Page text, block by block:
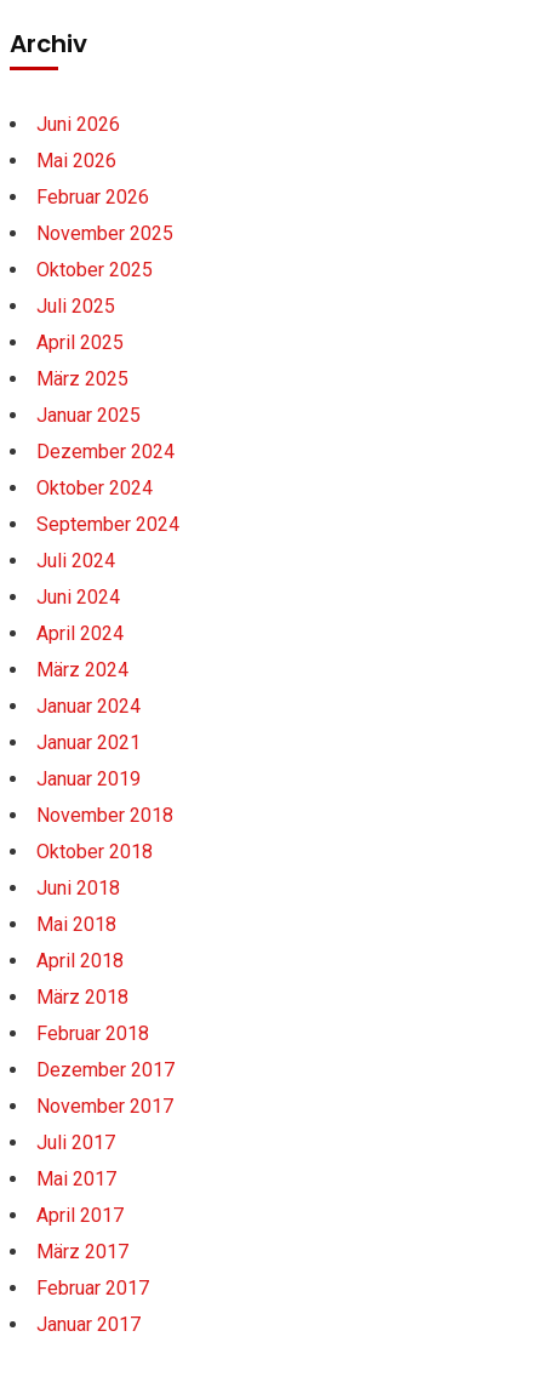
Archiv
Juni 2026
Mai 2026
Februar 2026
November 2025
Oktober 2025
Juli 2025
April 2025
März 2025
Januar 2025
Dezember 2024
Oktober 2024
September 2024
Juli 2024
Juni 2024
April 2024
März 2024
Januar 2024
Januar 2021
Januar 2019
November 2018
Oktober 2018
Juni 2018
Mai 2018
April 2018
März 2018
Februar 2018
Dezember 2017
November 2017
Juli 2017
Mai 2017
April 2017
März 2017
Februar 2017
Januar 2017